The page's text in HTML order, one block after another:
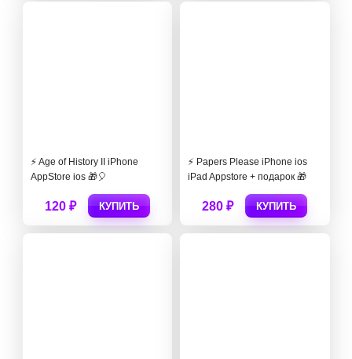
⚡️ Age of History II iPhone
AppStore ios 🎁🎈
120 ₽ КУПИТЬ
⚡️ Papers Please iPhone ios
iPad Appstore + подарок 🎁
280 ₽ КУПИТЬ